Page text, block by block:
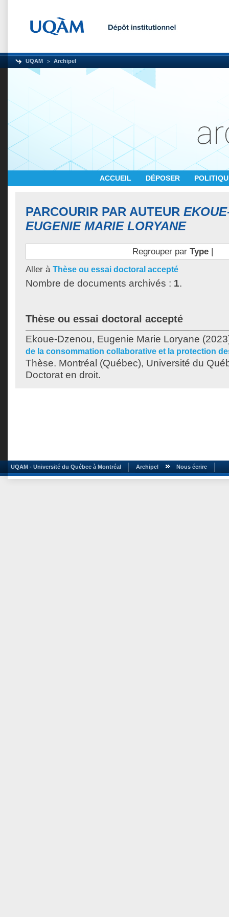
UQAM Archipel
ACCUEIL DÉPOSER
PARCOURIR PAR AUTEUR
EUGENIE MARIE LORYANE
Regrouper par Type|
Aller à Thèse ou essai doctoral accepté
Nombre de documents archivés : 1.
Thèse ou essai doctoral accepté
Ekoue-Dzenou, Eugenie Marie Loryane
de la consommation collaborative et la protection
Thèse. Montréal (Québec), Université du
Doctorat en droit.
UQAM - Université du Québec à Montréal Archipel Nous écrire